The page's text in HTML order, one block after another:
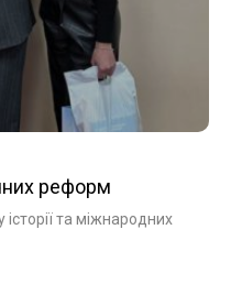
реформ
та міжнародних